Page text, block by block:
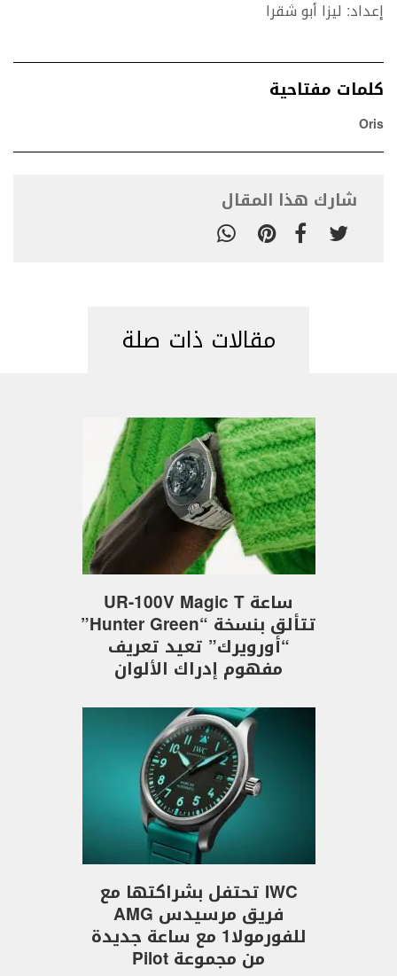
إعداد: ليزا أبو شقرا
كلمات مفتاحية
Oris
شارك هذا المقال
مقالات ذات صلة
ساعة UR-100V Magic T
تتألق بنسخة “Hunter Green”
“أورويرك” تعيد تعريف
مفهوم إدراك الألوان
IWC تحتفل بشراكتها مع
فريق مرسيدس AMG
للفورمولا1 مع ساعة جديدة
من مجموعة Pilot